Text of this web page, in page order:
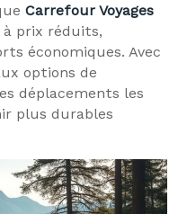
Carrefour Voyages
prix réduits,
économiques. Avec
options de
déplacements les
plus durables